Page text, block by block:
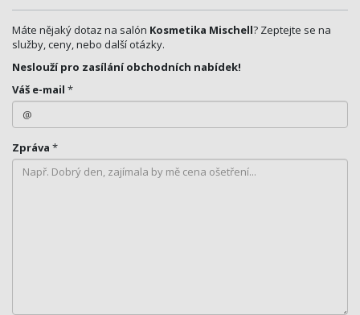
Máte nějaký dotaz na salón Kosmetika Mischell? Zeptejte se na
služby, ceny, nebo další otázky.
Neslouží pro zasílání obchodních nabídek!
Váš e-mail *
Zpráva *